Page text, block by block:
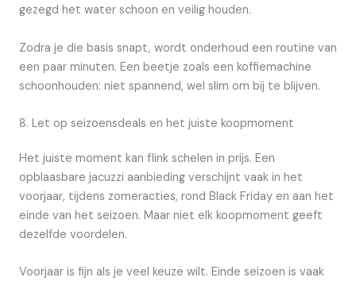
gezegd het water schoon en veilig houden.
Zodra je die basis snapt, wordt onderhoud een routine van
een paar minuten. Een beetje zoals een koffiemachine
schoonhouden: niet spannend, wel slim om bij te blijven.
8. Let op seizoensdeals en het juiste koopmoment
Het juiste moment kan flink schelen in prijs. Een
opblaasbare jacuzzi aanbieding verschijnt vaak in het
voorjaar, tijdens zomeracties, rond Black Friday en aan het
einde van het seizoen. Maar niet elk koopmoment geeft
dezelfde voordelen.
Voorjaar is fijn als je veel keuze wilt. Einde seizoen is vaak